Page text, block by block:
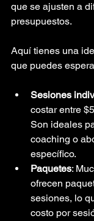
que se ajusten a
presupuestos.
Aquí tienes una
que puedes
Sesiones
costar entre
Son ideales
coaching o
específico.
Paquetes:
ofrecen
sesiones, lo
costo por